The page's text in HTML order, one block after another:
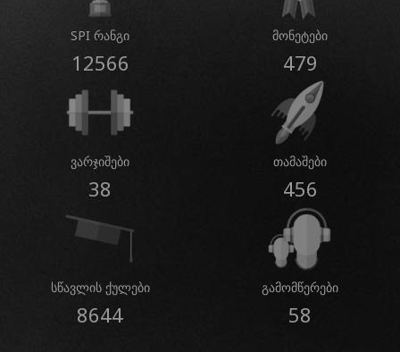
SPI რანგი
12566
მონეტები
479
ვარჯიშები
38
თამაშები
456
სწავლის ქულები
8644
გამომწერები
58